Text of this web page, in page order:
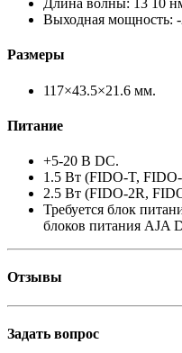
Длина волны: 13 10
Выходная мощность:
Размеры
117×43.5×21.6 мм.
Питание
+5-20 В DC.
1.5 Вт (FIDO-T,
2.5 Вт (FIDO-2R,
Требуется блок
блоков питания AJA
Отзывы
Задать вопрос